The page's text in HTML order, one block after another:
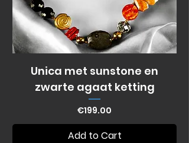
Unica met sunstone en
zwarte agaat ketting
Price
€199.00
Add to Cart